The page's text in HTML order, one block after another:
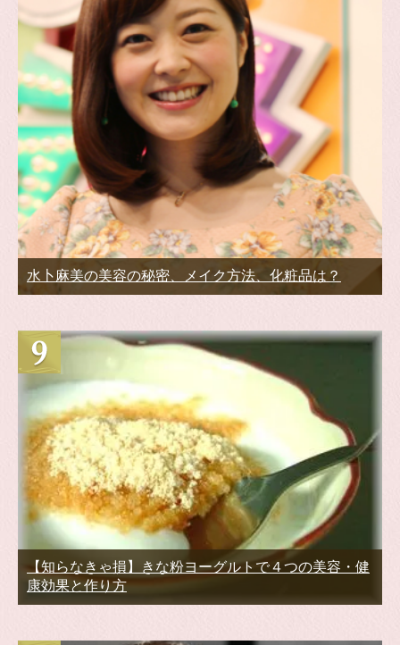
水卜麻美の美容の秘密、メイク方法、化粧品は？
【知らなきゃ損】きな粉ヨーグルトで４つの美容・健
康効果と作り方